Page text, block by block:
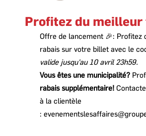
Profitez du
Offre de lancement 🎉: Profitez
rabais sur votre billet avec le
valide jusqu'au 10 avril 23h59.
Vous êtes une municipalité?
rabais supplémentaire!
à la clientèle
: